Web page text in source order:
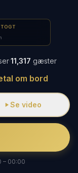
·11,317 gæster
om bord
Se video
– 00:00